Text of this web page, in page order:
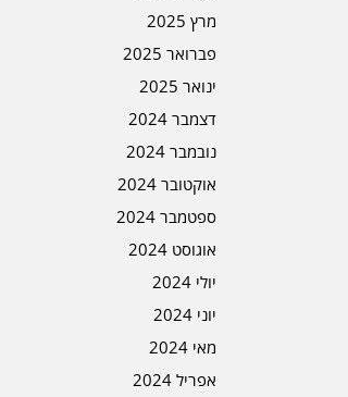
מרץ 2025
פברואר 2025
ינואר 2025
דצמבר 2024
נובמבר 2024
אוקטובר 2024
ספטמבר 2024
אוגוסט 2024
יולי 2024
יוני 2024
מאי 2024
אפריל 2024